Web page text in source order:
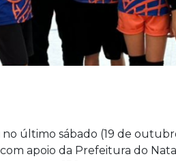
último sábado (19 de
apoio da Prefeitura do